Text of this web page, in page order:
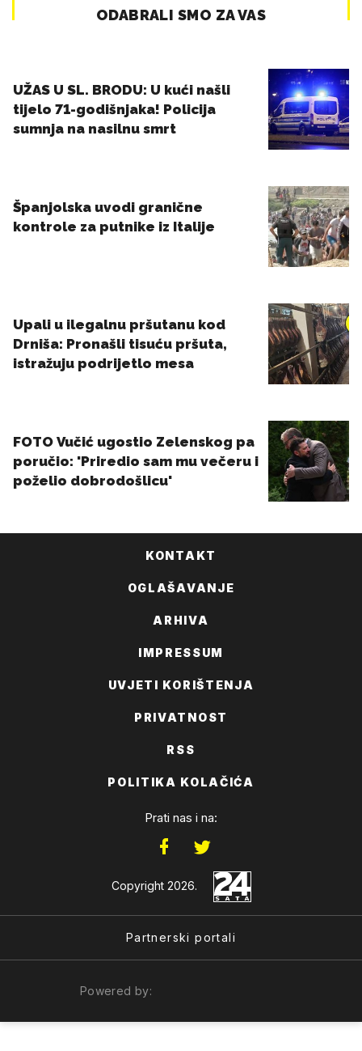
KONTAKT
OGLAŠAVANJE
ARHIVA
IMPRESSUM
UVJETI KORIŠTENJA
PRIVATNOST
RSS
POLITIKA KOLAČIĆA
Prati nas i na:
Copyright 2026.
Partnerski portali
Powered by: